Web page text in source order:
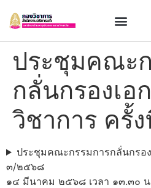
ประชุมคณะ
กลั่นกรองเอ
วิชาการ ครั้
ประชุมคณะกรรมการกลั่นกรอ
๓/๒๕๖๘
๑๔ มีนาคม ๒๕๖๘ เวลา ๑๓.๓๐